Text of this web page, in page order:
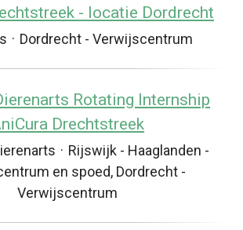
- locatie Dordrecht
· Dordrecht - Verwijscentrum
Rotating Internship
Drechtstreek
· Rijswijk - Haaglanden -
en spoed, Dordrecht -
Verwijscentrum